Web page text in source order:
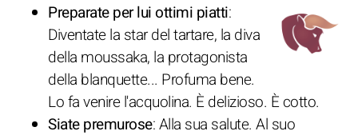
Preparate per lui ottimi piatti:
Diventate la star del tartare, la diva
della moussaka, la protagonista
della blanquette... Profuma bene.
Lo fa venire l'acquolina. È delizioso. È cotto.
Siate premurose: Alla sua salute. Al suo